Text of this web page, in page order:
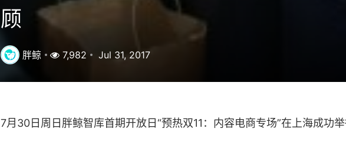
顾
胖鲸 7,982 Jul 31, 2017
7月30日周日胖鲸智库首期开放日“预热双11：内容电商专场”在上海成功